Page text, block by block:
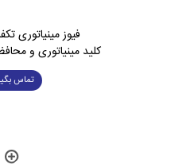
فیوز مینیاتوری تکفاز 6 آمپر
کلید مینیاتوری و
تماس